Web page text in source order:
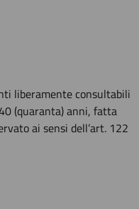
liberamente consultabili
(quaranta) anni, fatta
ai sensi dell’art. 122